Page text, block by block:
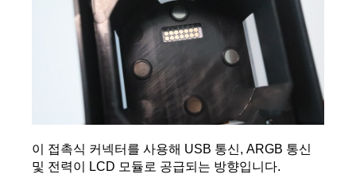
이 접촉식 커넥터를 사용해 USB 통신, ARGB 통신
및 전력이 LCD 모듈로 공급되는 방향입니다.